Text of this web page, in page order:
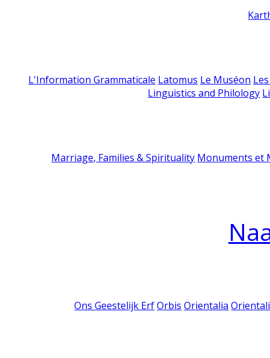
L'Information Grammaticale Latomus Le Muséon
Linguistics and Philology
Marriage, Families & Spirituality Monuments et
Ons Geestelijk Erf Orbis Orientalia